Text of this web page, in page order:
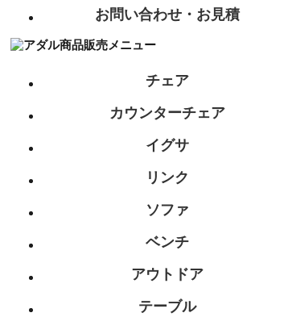
お問い合わせ・お見積
チェア
カウンターチェア
イグサ
リンク
ソファ
ベンチ
アウトドア
テーブル